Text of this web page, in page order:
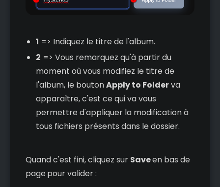
1 => Indiquez le titre de l'album.
2 => Vous remarquez qu'à partir du
moment où vous modifiez le titre de
l'album, le boutonApply to Folderva
apparaître, c'est ce qui va vous
permettre d'appliquer la modification à
tous fichiers présents dans le dossier.
Quand c'est fini, cliquez sur Saveen bas de
page pour valider :